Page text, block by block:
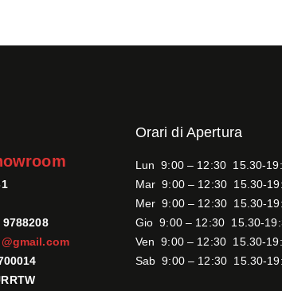
Orari di Apertura
Lun 9:00 – 12:30 15.30-
Mar 9:00 – 12:30 15.30-
Mer 9:00 – 12:30 15.30-
Gio 9:00 – 12:30 15.30-
Ven 9:00 – 12:30 15.30-
Sab 9:00 – 12:30 15.30-